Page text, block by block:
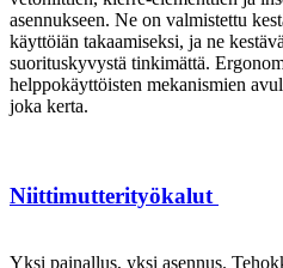
asennukseen. Ne on valmistettu
käyttöiän takaamiseksi, ja ne
suorituskyvystä tinkimättä.
helppokäyttöisten mekanismien
joka kerta.
Niittimutterityökalut
Yksi painallus, yksi asennus.